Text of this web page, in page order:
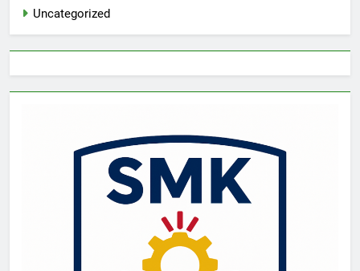
Uncategorized